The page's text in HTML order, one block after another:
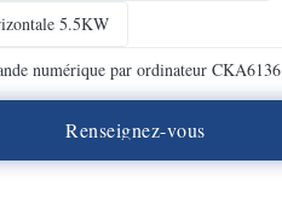
5.5KW
numérique par ordinateur CKA6136
Renseignez-vous